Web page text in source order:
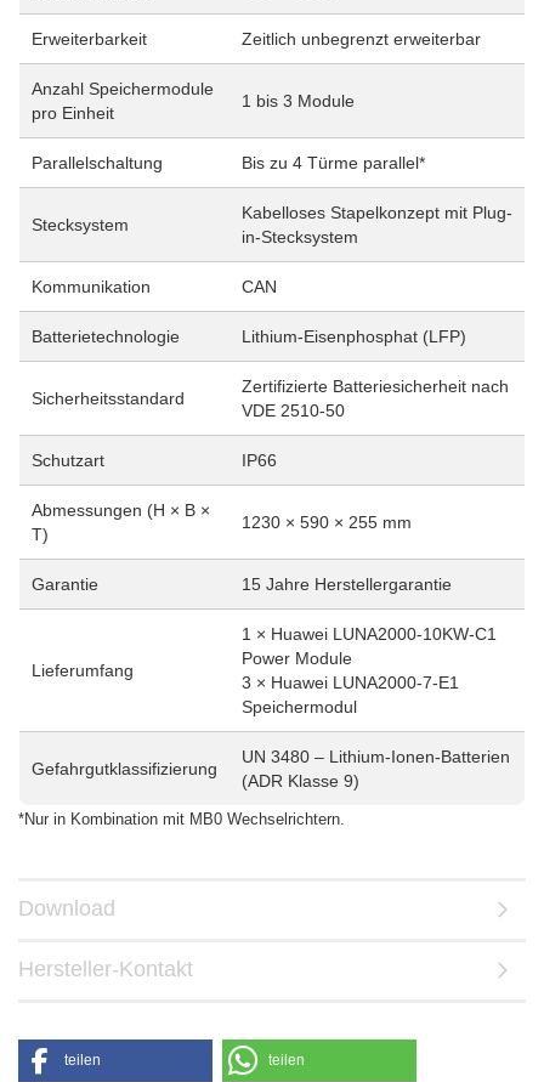
Erweiterbarkeit Zeitlich unbegrenzt erweiterbar
Anzahl Speichermodule
pro Einheit
1 bis 3 Module
Parallelschaltung Bis zu 4 Türme parallel*
Stecksystem
Kabelloses Stapelkonzept mit Plug-
in-Stecksystem
Kommunikation CAN
Batterietechnologie Lithium-Eisenphosphat (LFP)
Sicherheitsstandard
Zertifizierte Batteriesicherheit nach
VDE 2510-50
Schutzart IP66
Abmessungen (H × B ×
T)
1230 × 590 × 255 mm
Garantie 15 Jahre Herstellergarantie
Lieferumfang
1 × Huawei LUNA2000-10KW-C1
Power Module
3 × Huawei LUNA2000-7-E1
Speichermodul
Gefahrgutklassifizierung
UN 3480 – Lithium-Ionen-Batterien
(ADR Klasse 9)
*Nur in Kombination mit MB0 Wechselrichtern.
Download
Hersteller-Kontakt
teilen teilen